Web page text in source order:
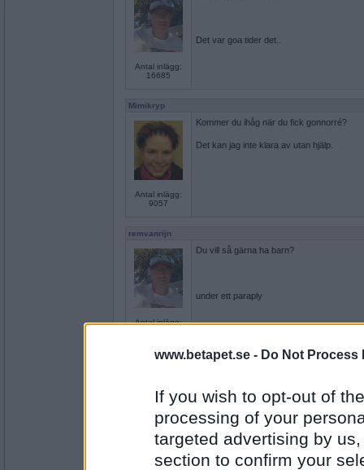
www.betapet.se - Do Not Process
If you wish to opt-out of
processing of your
targeted advertising by
section to confirm your
Antal inlägg:
16685
Det var goa tider det..
Mimikryp
Antal inlägg:
9057
Kommer du ihåg när du fick gonnorré?
Det kan jag inte klara av utan hjälp.
remvanrijn
Antal inlägg:
Du vill så gärna ha barn?
under ett paraply
Mimikryp
Antal inlägg:
9057
Ett gammaldags fickur.